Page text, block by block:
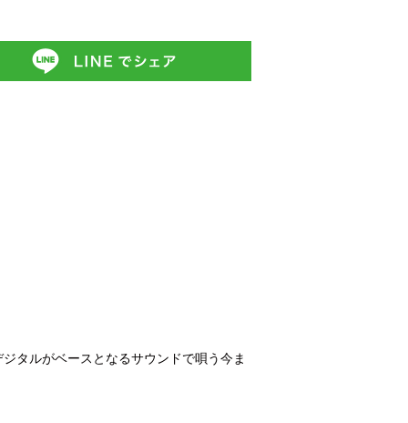
タルがベースとなるサウンドで唄う今ま